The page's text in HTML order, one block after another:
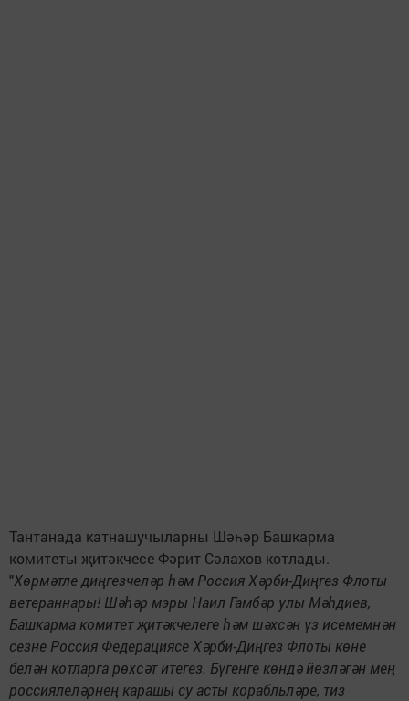
Тантанада катнашучыларны Шәһәр Башкарма
комитеты җитәкчесе Фәрит Сәлахов котлады.
"Хөрмәтле диңгезчеләр һәм Россия Хәрби-Диңгез Флоты
ветераннары! Шәһәр мэры Наил Гамбәр улы Мәһдиев,
Башкарма комитет җитәкчелеге һәм шәхсән үз исемемнән
сезне Россия Федерациясе Хәрби-Диңгез Флоты көне
белән котларга рөхсәт итегез. Бүгенге көндә йөзләгән мең
россиялеләрнең карашы су асты корабльләре, тиз